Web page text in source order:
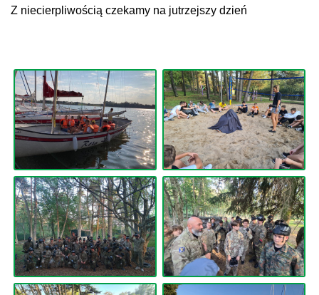
Z niecierpliwością czekamy na jutrzejszy dzień